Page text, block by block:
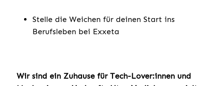
Stelle die Weichen für deinen Start ins
Berufsleben bei Exxeta
Wir sind ein Zuhause für Tech-Lover:innen und